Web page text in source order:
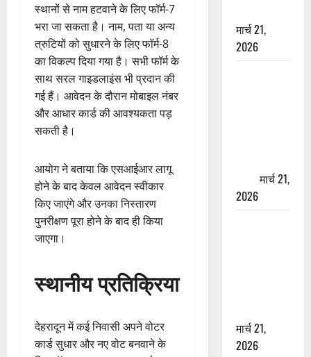
स्थानों से नाम हटवाने के लिए फॉर्म-7
भरा जा सकता है। नाम, पता या अन्य
त्रुटियों को सुधारने के लिए फॉर्म-8
का विकल्प दिया गया है। सभी फॉर्म के
साथ सरल गाइडलाइंस भी प्रदान की
गई हैं। आवेदन के दौरान मोबाइल नंबर
और आधार कार्ड की आवश्यकता पड़
सकती है।
आयोग ने बताया कि एसआईआर लागू
होने के बाद केवल आवेदन स्वीकार
किए जाएंगे और उनका निस्तारण
पुनरीक्षण पूरा होने के बाद ही किया
जाएगा।
स्थानीय प्रतिक्रिया
देहरादून में कई निवासी अपने वोटर
कार्ड सुधार और नए वोट बनवाने के
मार्च 21,
2026
मार्च 21,
2026
मार्च 21,
2026